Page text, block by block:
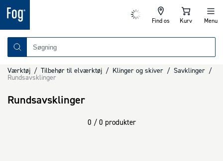
Find os Kurv Menu
Værktøj / Tilbehør til elværktøj / Klinger og skiver / Savklinger /
Rundsavsklinger
Rundsavsklinger
0 / 0 produkter